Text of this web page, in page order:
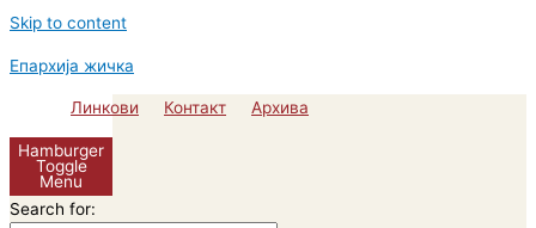
Skip to content
Епархија жичка
Линкови Контакт Архива
Hamburger
Toggle
Menu
Search for: